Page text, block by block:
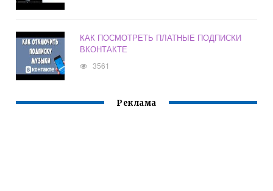
КАК ПОСМОТРЕТЬ ПЛАТНЫЕ ПОДПИСКИ
ВКОНТАКТЕ
3561
Реклама